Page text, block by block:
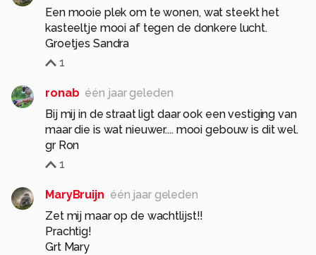
Een mooie plek om te wonen, wat steekt het
kasteeltje mooi af tegen de donkere lucht.
Groetjes Sandra
1
ronab één jaar geleden
Bij mij in de straat ligt daar ook een vestiging van
maar die is wat nieuwer.... mooi gebouw is dit wel.
gr Ron
1
MaryBruijn één jaar geleden
Zet mij maar op de wachtlijst!!
Prachtig!
Grt Mary